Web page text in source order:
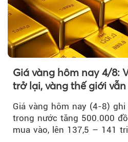
Giá vàng hôm nay 4/8:
trở lại, vàng thế giới
Giá vàng hôm nay (4-8)
trong nước tăng 500.000
mua vào, lên 137,5 – 141